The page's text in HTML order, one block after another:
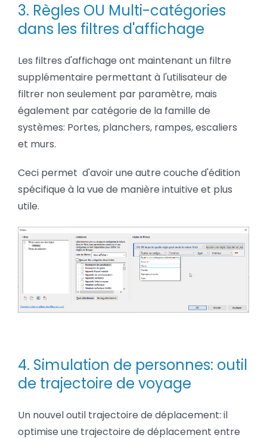
3. Règles OU Multi-catégories
dans les filtres d'affichage
Les filtres d'affichage ont maintenant un filtre
supplémentaire permettant à l'utilisateur de
filtrer non seulement par paramètre, mais
également par catégorie de la famille de
systèmes: Portes, planchers, rampes, escaliers
et murs.
Ceci permet d'avoir une autre couche d'édition
spécifique à la vue de manière intuitive et plus
utile.
4. Simulation de personnes: outil
de trajectoire de voyage
Un nouvel outil trajectoire de déplacement: il
optimise une trajectoire de déplacement entre